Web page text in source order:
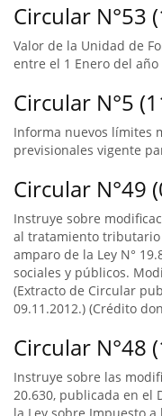
Circular N°53
Valor de la Unidad de
entre el 1 Enero del
Circular N°5
Informa nuevos límites
previsionales vigente
Circular N°49
Instruye sobre
al tratamiento tributario
amparo de la Ley N°
sociales y públicos.
(Extracto de Circular
09.11.2012.) (Crédito
Circular N°48
Instruye sobre las
20.630, publicada en el